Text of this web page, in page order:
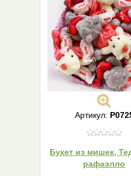
Артикул:
Букет из мишек,
рафаэлло